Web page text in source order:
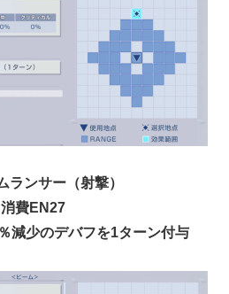
ランサー（射撃）
費EN27
減少のデバフを1ターン付与